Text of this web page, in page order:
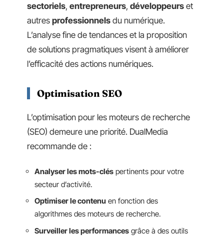
sectoriels, entrepreneurs, développeurs et
autres professionnels du numérique.
L’analyse fine de tendances et la proposition
de solutions pragmatiques visent à améliorer
l’efficacité des actions numériques.
Optimisation SEO
L’optimisation pour les moteurs de recherche
(SEO) demeure une priorité. DualMedia
recommande de :
Analyser les mots-clés pertinents pour votre
secteur d’activité.
Optimiser le contenu en fonction des
algorithmes des moteurs de recherche.
Surveiller les performances grâce à des outils